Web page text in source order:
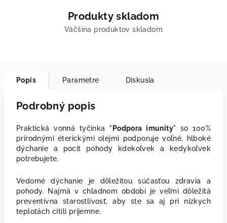
Produkty skladom
Väčšina produktov skladom
Popis Parametre Diskusia
Podrobný popis
Praktická vonná tyčinka " Podpora imunity" so 100%
prírodnými éterickými olejmi podporuje voľné, hlboké
dýchanie a pocit pohody kdekoľvek a kedykoľvek
potrebujete.
Vedomé dýchanie je dôležitou súčasťou zdravia a
pohody. Najmä v chladnom období je veľmi dôležitá
preventívna starostlivosť, aby ste sa aj pri nízkych
teplotách cítili príjemne.